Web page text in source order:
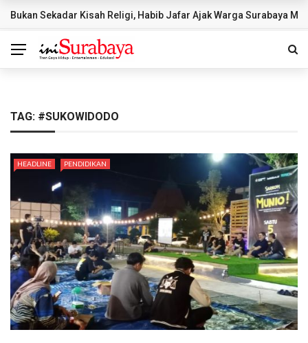
BREAKING NEWS
Bukan Sekadar Kisah Religi, Habib Jafar Ajak Warga Surabaya
TAG: #SUKOWIDODO
HEADLINE PENDIDIKAN